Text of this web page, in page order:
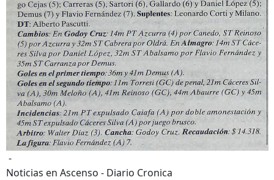
-
Noticias en Ascenso - Diario Cronica